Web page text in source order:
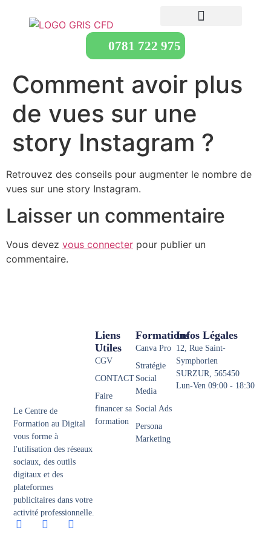
0781 722 975
Comment avoir plus
de vues sur une
story Instagram ?
Retrouvez des conseils pour augmenter le nombre de
vues sur une story Instagram.
Laisser un commentaire
Vous devez vous connecter pour publier un
commentaire.
Le Centre de
Formation au Digital
vous forme à
l'utilisation des réseaux
sociaux, des outils
digitaux et des
plateformes
publicitaires dans votre
activité professionnelle.
Formations
Canva Pro
Stratégie
Social
Media
Social Ads
Persona
Marketing
Liens
Utiles
CGV
CONTACT
Faire
financer sa
formation
Infos Légales
12, Rue Saint-
Symphorien
SURZUR, 565450
Lun-Ven 09:00 - 18:30